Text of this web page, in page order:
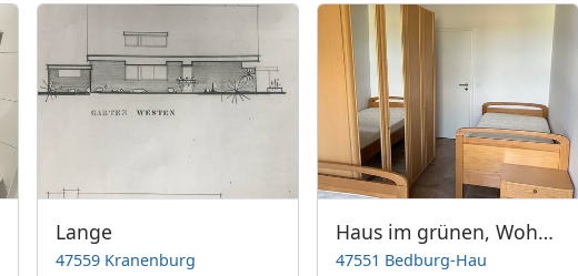
Lange
47559 Kranenburg
Haus im grünen, Wohnung 2
47551 Bedburg-Hau